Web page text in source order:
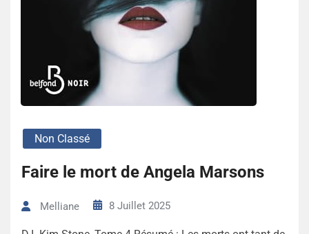
Non Classé
Faire le mort de Angela Marsons
Melliane 8 Juillet 2025